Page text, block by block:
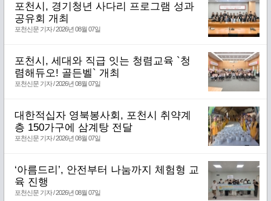
포천시, 경기청년 사다리 프로그램 성과
공유회 개최
포천신문 기자 / 2026년 08월 07일
포천시, 세대와 직급 잇는 청렴교육 `청
렴해듀오! 골든벨` 개최
포천신문 기자 / 2026년 08월 07일
대한적십자 영북봉사회, 포천시 취약계
층 150가구에 삼계탕 전달
포천신문 기자 / 2026년 08월 07일
‘아름드리’, 안전부터 나눔까지 체험형 교
육 진행
포천신문 기자 / 2026년 08월 07일